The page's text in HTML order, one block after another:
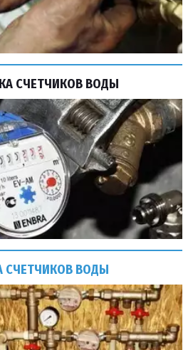
СЧЕТЧИКОВ ВОДЫ
СЧЕТЧИКОВ ВОДЫ